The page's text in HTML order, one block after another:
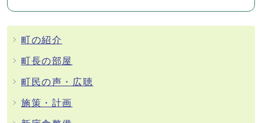
町の紹介
町長の部屋
町民の声・広聴
施策・計画